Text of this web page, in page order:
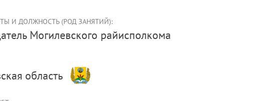
И ДОЛЖНОСТЬ (РОД ЗАНЯТИЙ):
Могилевского райисполкома
область